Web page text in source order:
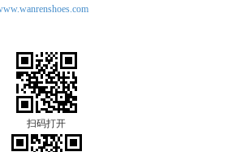
扫码打开